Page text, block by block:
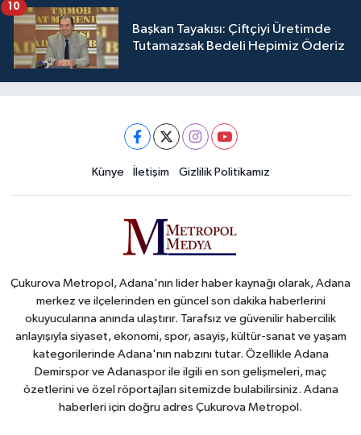
Başkan Tayakısı: Çiftçiyi Üretimde
Tutamazsak Bedeli Hepimiz Öderiz
10
Künye İletişim Gizlilik Politikamız
Çukurova Metropol, Adana'nın lider haber kaynağı olarak, Adana
merkez ve ilçelerinden en güncel son dakika haberlerini
okuyucularına anında ulaştırır. Tarafsız ve güvenilir habercilik
anlayışıyla siyaset, ekonomi, spor, asayiş, kültür-sanat ve yaşam
kategorilerinde Adana'nın nabzını tutar. Özellikle Adana
Demirspor ve Adanaspor ile ilgili en son gelişmeleri, maç
özetlerini ve özel röportajları sitemizde bulabilirsiniz. Adana
haberleri için doğru adres Çukurova Metropol.